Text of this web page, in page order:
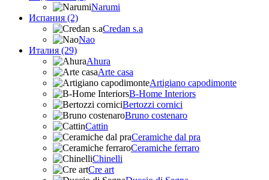
Narumi
Испания (2)
Credan s.a
Nao
Италия (29)
Ahura
Arte casa
Artigiano capodimonte
B-Home Interiors
Bertozzi cornici
Bruno costenaro
Cattin
Ceramiche dal pra
Ceramiche ferraro
Chinelli
Cre art